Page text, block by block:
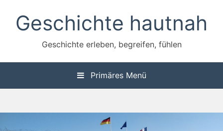
Inhalt
springenGeschichte hautnah
Geschichte erleben, begreifen, fühlen
Primäres Menü